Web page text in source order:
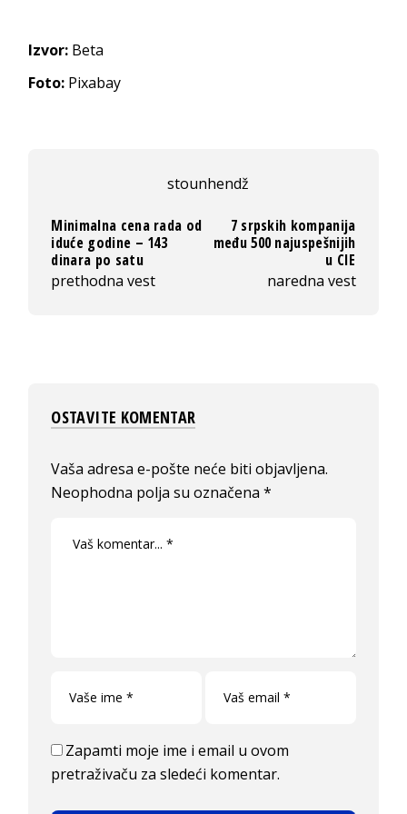
Izvor: Beta
Foto: Pixabay
stounhendž
Minimalna cena rada od
iduće godine – 143
dinara po satu
prethodna vest
7 srpskih kompanija
među 500 najuspešnijih
u CIE
naredna vest
OSTAVITE KOMENTAR
Vaša adresa e-pošte neće biti objavljena.
Neophodna polja su označena*
Zapamti moje ime i email u ovom
pretraživaču za sledeći komentar.